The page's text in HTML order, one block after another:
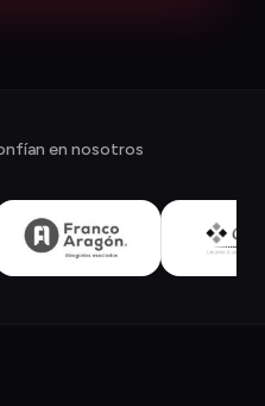
en nosotros